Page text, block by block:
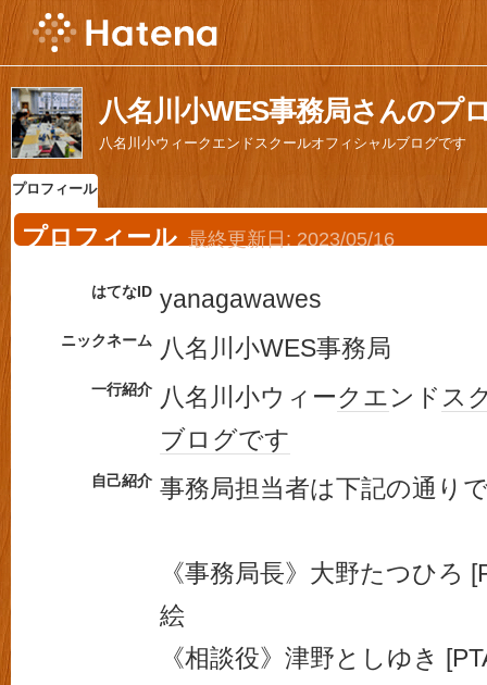
八名川小WES事務局さんのプ
八名川小ウィークエンドスクールオフィシャルブログです
プロフィール
プロフィール 最終更新日: 2023/05/16
はてなID yanagawawes
ニックネーム 八名川小WES事務局
一行紹介 八名川小ウィークエンド ス
ブログです
自己紹介 事務局担当者は下記の通り
《事務局長》大野たつひろ
絵
《相談役》津野としゆき